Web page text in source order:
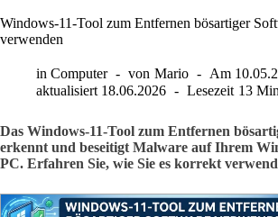
Windows-11-Tool zum Entfernen bösartiger
verwenden
in Computer von Mario Am
aktualisiert 18.06.2026 Lesezeit 13 Min
Das Windows-11-Tool zum Entfernen
erkennt und beseitigt Malware auf Ihrem
PC. Erfahren Sie, wie Sie es korrekt